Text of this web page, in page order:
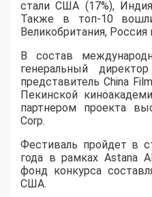
стали США (17%),
Также в топ-10
Великобритания, Россия
В состав
генеральный
представитель China
Пекинской
партнером проекта
Corp.
​Фестиваль пройдет в
года в рамках Astana
фонд конкурса
США.